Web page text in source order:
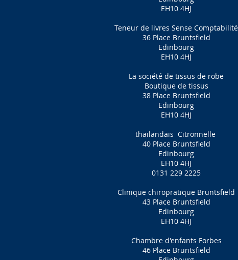
EH10 4HJ
Teneur de livres Sense Comptabilité
36 Place Bruntsfield
Edinbourg
EH10 4HJ
La société de tissus de robe
Boutique de tissus
38 Place Bruntsfield
Edinbourg
EH10 4HJ
thaïlandais Citronnelle
40 Place Bruntsfield
Edinbourg
EH10 4HJ
0131 229 2225
Clinique chiropratique Bruntsfield
43 Place Bruntsfield
Edinbourg
EH10 4HJ
Chambre d'enfants Forbes
46 Place Bruntsfield